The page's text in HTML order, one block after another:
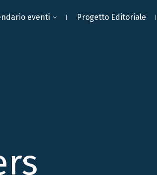
eventi Progetto Editoriale